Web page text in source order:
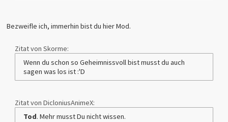
Bezweifle ich, immerhin bist du hier Mod.
Zitat von Skorme:
Wenn du schon so Geheimnissvoll bist musst du auch
sagen was los ist :'D
Zitat von DicloniusAnimeX:
Tod. Mehr musst Du nicht wissen.